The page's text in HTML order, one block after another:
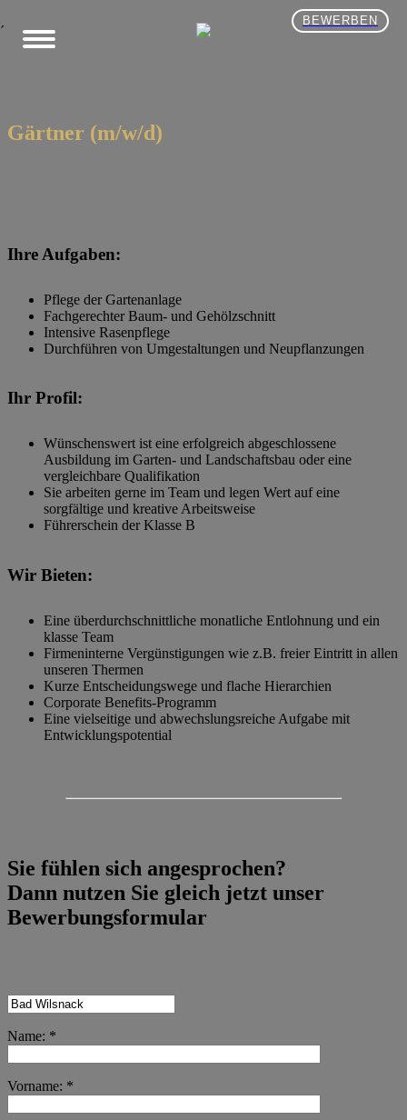
´
BEWERBEN
Gärtner (m/w/d)
Ihre Aufgaben:
Pflege der Gartenanlage
Fachgerechter Baum- und Gehölzschnitt
Intensive Rasenpflege
Durchführen von Umgestaltungen und Neupflanzungen
Ihr Profil:
Wünschenswert ist eine erfolgreich abgeschlossene
Ausbildung im Garten- und Landschaftsbau oder eine
vergleichbare Qualifikation
Sie arbeiten gerne im Team und legen Wert auf eine
sorgfältige und kreative Arbeitsweise
Führerschein der Klasse B
Wir Bieten:
Eine überdurchschnittliche monatliche Entlohnung und ein
klasse Team
Firmeninterne Vergünstigungen wie z.B. freier Eintritt in allen
unseren Thermen
Kurze Entscheidungswege und flache Hierarchien
Corporate Benefits-Programm
Eine vielseitige und abwechslungsreiche Aufgabe mit
Entwicklungspotential
Sie fühlen sich angesprochen?
Dann nutzen Sie gleich jetzt unser
Bewerbungsformular
Name: *
Vorname: *